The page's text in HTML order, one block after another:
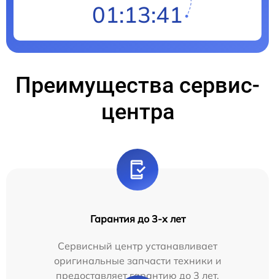
01:13:40
Преимущества сервис-
центра
Гарантия до 3-х лет
Сервисный центр устанавливает
оригинальные запчасти техники и
предоставляет гарантию до 3 лет.